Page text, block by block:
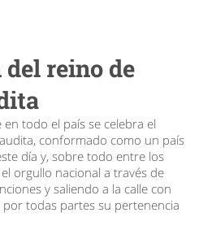
reino de
todo el país se celebra el
conformado como un país
día y, sobre todo entre los
orgullo nacional a través de
y saliendo a la calle con
todas partes su pertenencia